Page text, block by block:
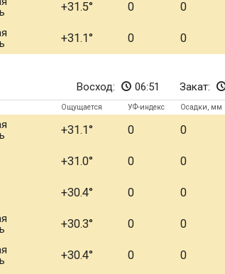
+31.5 0 0
+31.1 0 0
Восход: 06:51 Закат:
Ощущается УФ-индекс Осадки, мм
+31.1 0 0
+31.0 0 0
+30.4 0 0
+30.3 0 0
+30.4 0 0